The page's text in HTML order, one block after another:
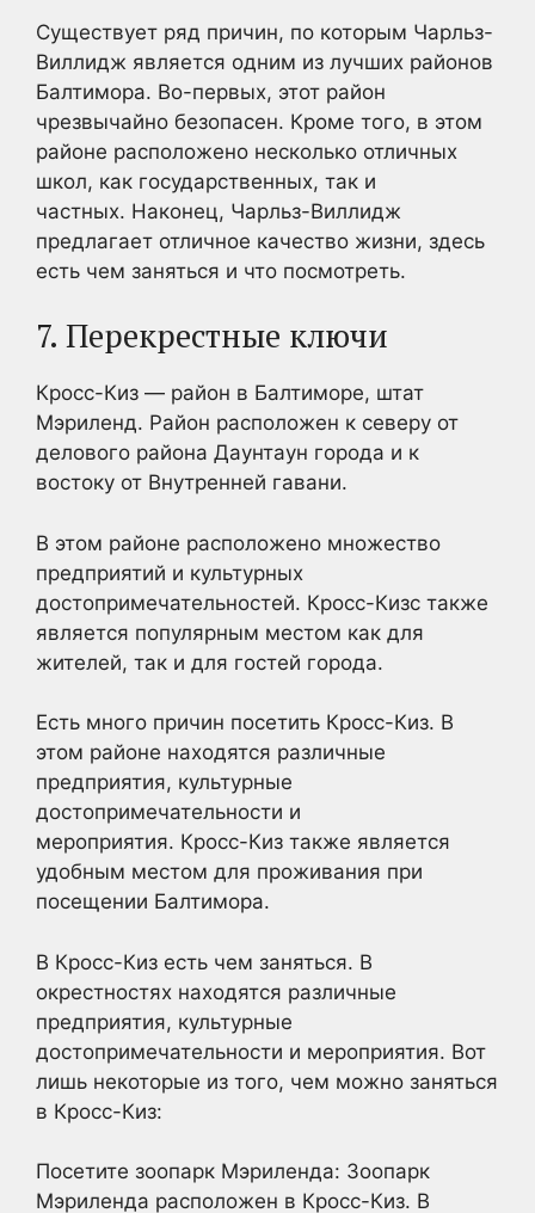
Существует ряд причин, по которым Чарльз-
Виллидж является одним из лучших районов
Балтимора. Во-первых, этот район
чрезвычайно безопасен. Кроме того, в этом
районе расположено несколько отличных
школ, как государственных, так и
частных. Наконец, Чарльз-Виллидж
предлагает отличное качество жизни, здесь
есть чем заняться и что посмотреть.
7. Перекрестные ключи
Кросс-Киз — район в Балтиморе, штат
Мэриленд. Район расположен к северу от
делового района Даунтаун города и к
востоку от Внутренней гавани.
В этом районе расположено множество
предприятий и культурных
достопримечательностей. Кросс-Кизс также
является популярным местом как для
жителей, так и для гостей города.
Есть много причин посетить Кросс-Киз. В
этом районе находятся различные
предприятия, культурные
достопримечательности и
мероприятия. Кросс-Киз также является
удобным местом для проживания при
посещении Балтимора.
В Кросс-Киз есть чем заняться. В
окрестностях находятся различные
предприятия, культурные
достопримечательности и мероприятия. Вот
лишь некоторые из того, чем можно заняться
в Кросс-Киз:
Посетите зоопарк Мэриленда: Зоопарк
Мэриленда расположен в Кросс-Киз. В